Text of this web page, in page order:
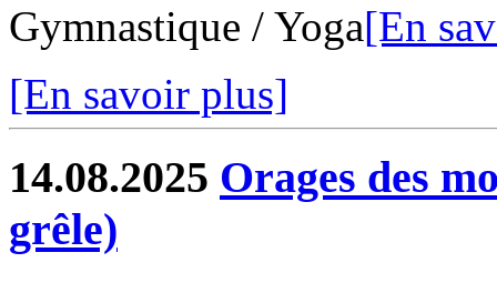
Gymnastique / Yoga[En
[En savoir plus]
14.08.2025 Orages des
grêle)